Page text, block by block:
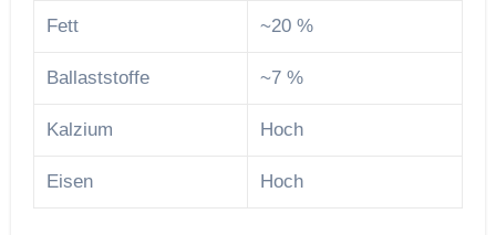
Fett ~20 %
Ballaststoffe ~7 %
Kalzium Hoch
Eisen Hoch